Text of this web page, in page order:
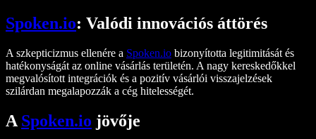
Spoken.io: Valódi innovációs áttörés
A szkepticizmus ellenére a Spoken.io bizonyította legitimitását és
hatékonyságát az online vásárlás területén. A nagy kereskedőkkel
megvalósított integrációk és a pozitív vásárlói visszajelzések
szilárdan megalapozzák a cég hitelességét.
A Spoken.io jövője